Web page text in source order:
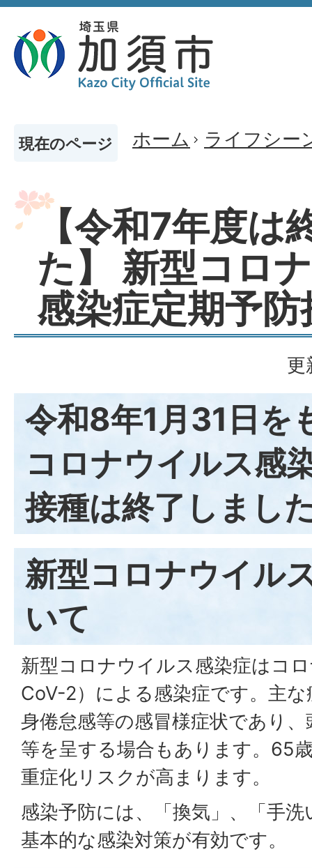
現在のページ ホーム ライフシー
【令和7年度は
た】 新型コロ
感染症定期予防
更
令和8年1月31日を
コロナウイルス感
接種は終了しまし
新型コロナウイル
いて
新型コロナウイルス感染症はコ
CoV-2）による感染症です。主
身倦怠感等の感冒様症状であり
等を呈する場合もあります。65
重症化リスクが高まります。
感染予防には、「換気」、「手
基本的な感染対策が有効です。